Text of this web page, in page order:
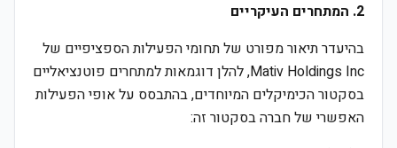
2. המתחרים העיקריים
בהיעדר תיאור מפורט של תחומי הפעילות הספציפיים של
Mativ Holdings Inc, להלן דוגמאות למתחרים פוטנציאליים
בסקטור הכימיקלים המיוחדים, בהתבסס על אופי הפעילות
האפשרי של חברה בסקטור זה: